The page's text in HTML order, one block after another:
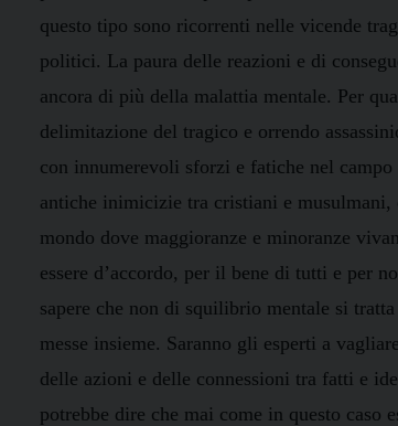
questo tipo sono ricorrenti nelle vicende
politici. La paura delle reazioni e di
ancora di più della malattia mentale. Per
delimitazione del tragico e orrendo
con innumerevoli sforzi e fatiche nel
antiche inimicizie tra cristiani e
mondo dove maggioranze e minoranze
essere d’accordo, per il bene di tutti e per
sapere che non di squilibrio mentale si
messe insieme. Saranno gli esperti a
delle azioni e delle connessioni tra fatti e
potrebbe dire che mai come in questo caso